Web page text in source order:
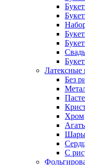
Без
Хром
Шары
С